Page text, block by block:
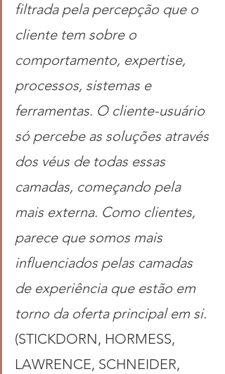
filtrada pela percepção que o
cliente tem sobre o
comportamento, expertise,
processos, sistemas e
ferramentas. O cliente-usuário
só percebe as soluções através
dos véus de todas essas
camadas, começando pela
mais externa. Como clientes,
parece que somos mais
influenciados pelas camadas
de experiência que estão em
torno da oferta principal em si.
(STICKDORN, HORMESS,
LAWRENCE, SCHNEIDER,